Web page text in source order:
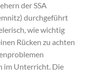
der SSA
durchgeführt
wie wichtig
Rücken zu achten
im Unterricht. Die